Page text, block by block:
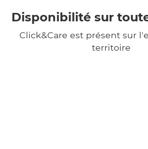
Disponibilité sur
Click&Care est présent sur
territoire